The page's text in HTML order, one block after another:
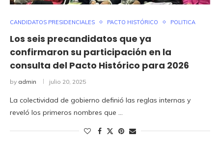
CANDIDATOS PRESIDENCIALES PACTO HISTÓRICO POLITICA
Los seis precandidatos que ya
confirmaron su participación en la
consulta del Pacto Histórico para 2026
by admin julio 20, 2025
La colectividad de gobierno definió las reglas internas y
reveló los primeros nombres que …